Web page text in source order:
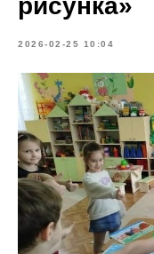
рисунка»
2026-02-25 10:04